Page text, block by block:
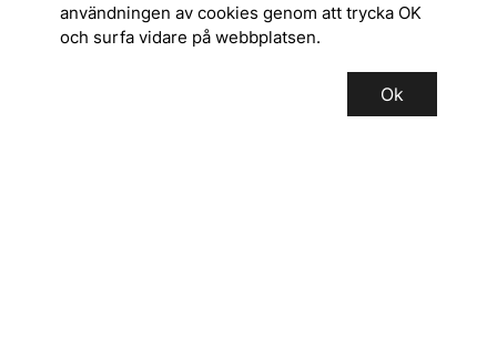
användningen av cookies genom att trycka OK
och surfa vidare på webbplatsen.
Ok